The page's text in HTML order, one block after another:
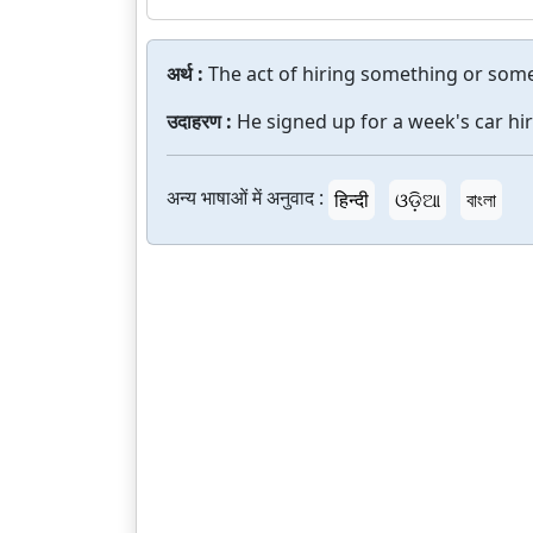
अर्थ : The act of hiring something or
उदाहरण : He signed up for a week's car
अन्य भाषाओं में अनुवाद : हिन्दी ଓଡ଼ିଆ বাংলা